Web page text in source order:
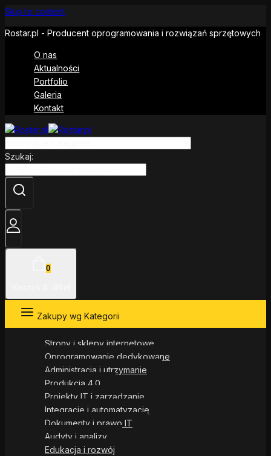
Skip to content
Rostar.pl - Producent oprogramowania i rozwiązań sprzętowych
O nas
Aktualności
Portfolio
Galeria
Kontakt
Szukaj:
0
Zakupy wg Kategorii
Strony i sklepy internetowe
Oprogramowanie dedykowane
Administracja i utrzymanie
Produkcja 4.0
Projekty IT i zarządzanie
Integracje i automatyzacje
Dokumenty i prawo IT
Audyty i analizy
Edukacja i rozwój